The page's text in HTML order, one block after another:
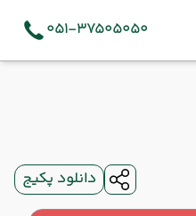
051-37505050
دانلود پکیج